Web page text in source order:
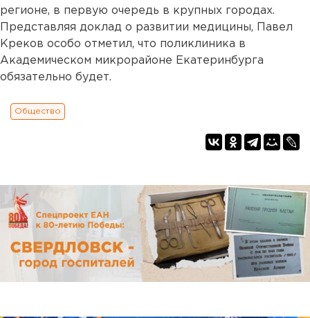
регионе, в первую очередь в крупных городах.
Представляя доклад о развитии медицины, Павел
Креков особо отметил, что поликлиника в
Академическом микрорайоне Екатеринбурга
обязательно будет.
Общество